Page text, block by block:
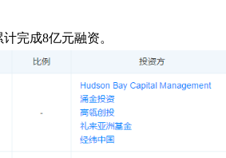
完成8亿元融资。